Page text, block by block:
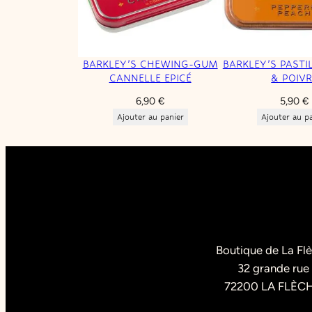
BARKLEY’S CHEWING-GUM
CANNELLE EPICÉ
6,90 €
Ajouter au panier
BARKLEY’S
&
5,90 €
Ajouter au
Boutique de La
32 grande rue
72200 LA